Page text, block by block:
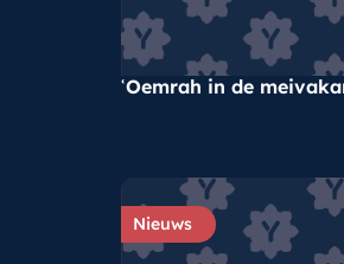
ʿOemrah in de
Nieuws